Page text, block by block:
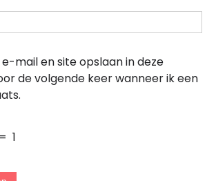
e-mail en site opslaan in deze
de volgende keer wanneer ik een
= 1